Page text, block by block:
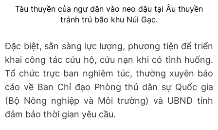
Tàu thuyền của ngư dân vào neo đậu tại Âu thuyền
tránh trú bão khu Núi Gạc.
Đặc biệt, sẵn sàng lực lượng, phương tiện để triển
khai công tác cứu hộ, cứu nạn khi có tình huống.
Tổ chức trực ban nghiêm túc, thường xuyên báo
cáo về Ban Chỉ đạo Phòng thủ dân sự Quốc gia
(Bộ Nông nghiệp và Môi trường) và UBND tỉnh
đảm bảo thời gian yêu cầu.